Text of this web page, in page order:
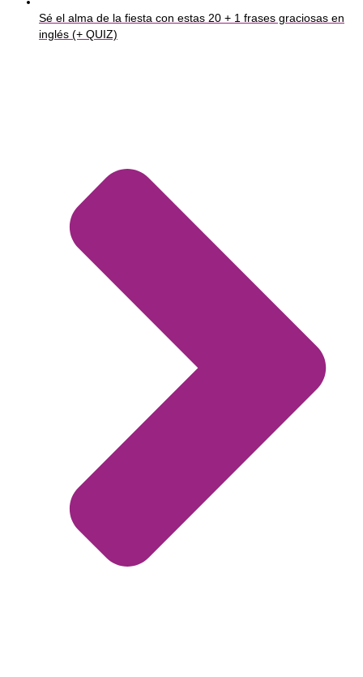
Sé el alma de la fiesta con estas 20 + 1 frases graciosas en
inglés (+ QUIZ)